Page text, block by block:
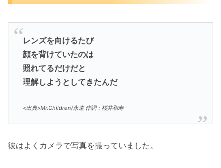
レンズを向けるたび
顔を背けていたのは
照れてるだけだと
理解しようとしてきたんだ
<出典>Mr.Children/永遠 作詞：桜井和寿
彼はよくカメラで写真を撮っていました。